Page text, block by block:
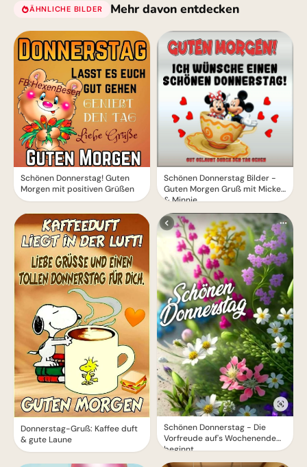
ÄHNLICHE BILDER Mehr davon entdecken
Schönen Donnerstag! Guten
Morgen mit positiven Grüßen
Donnerstag-Gruß: Kaffee duft
& gute Laune
Schönen Donnerstag Bilder -
Guten Morgen Gruß mit Mickey
& Minnie
Schönen Donnerstag - Die
Vorfreude auf's Wochenende
beginnt